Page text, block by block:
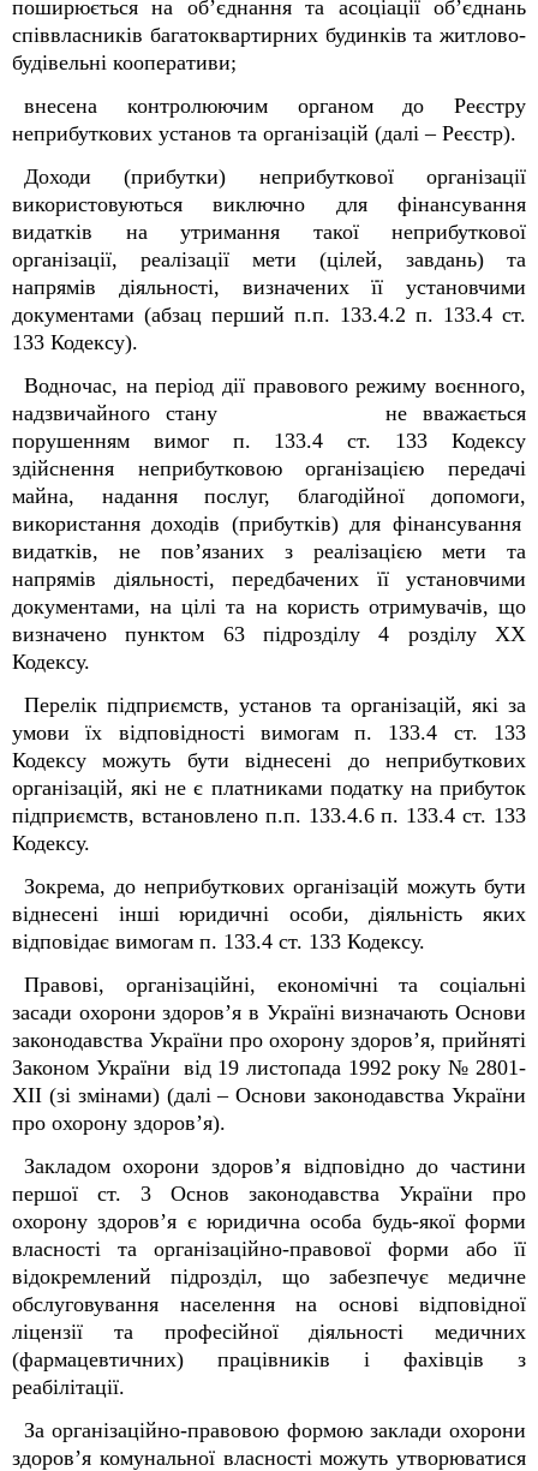
поширюється на об’єднання та асоціації об’єднань
співвласників багатоквартирних будинків та житлово-
будівельні кооперативи;
внесена контролюючим органом до Реєстру
неприбуткових установ та організацій (далі – Реєстр).
Доходи (прибутки) неприбуткової організації
використовуються виключно для фінансування
видатків на утримання такої неприбуткової
організації, реалізації мети (цілей, завдань) та
напрямів діяльності, визначених її установчими
документами (абзац перший п.п. 133.4.2 п. 133.4 ст.
133 Кодексу).
Водночас, на період дії правового режиму воєнного,
надзвичайного стану не вважається
порушенням вимог п. 133.4 ст. 133 Кодексу
здійснення неприбутковою організацієюпередачі
майна, надання послуг, благодійної допомоги,
використання доходів (прибутків) для фінансування
видатків, не пов’язаних з реалізацією мети та
напрямів діяльності, передбачених її установчими
документами, на цілі та на користь отримувачів, що
визначенопунктом 63 підрозділу 4 розділу ХХ
Кодексу.
Перелік підприємств, установ та організацій, які за
умови їх відповідності вимогамп. 133.4 ст. 133
Кодексу можуть бути віднесені до неприбуткових
організацій, які не є платниками податку на прибуток
підприємств, встановлено п.п. 133.4.6 п. 133.4 ст. 133
Кодексу.
Зокрема, до неприбуткових організацій можуть бути
віднесені інші юридичні особи, діяльність яких
відповідає вимогам п. 133.4 ст. 133 Кодексу.
Правові, організаційні, економічні та соціальні
засади охорони здоров’я в Україні визначають Основи
законодавства України про охорону здоров’я, прийняті
Законом України від 19 листопада 1992 року № 2801-
ХІІ (зі змінами) (далі – Основи законодавства України
про охорону здоров’я).
Закладом охорони здоров’я відповідно до частини
першої ст. 3 Основ законодавства України про
охорону здоров’я є юридична особа будь-якої форми
власності та організаційно-правової форми або її
відокремлений підрозділ, що забезпечує медичне
обслуговування населення на основі відповідної
ліцензії та професійної діяльності медичних
(фармацевтичних) працівників і фахівців з
реабілітації.
За організаційно-правовою формою заклади охорони
здоров’я комунальної власності можуть утворюватися